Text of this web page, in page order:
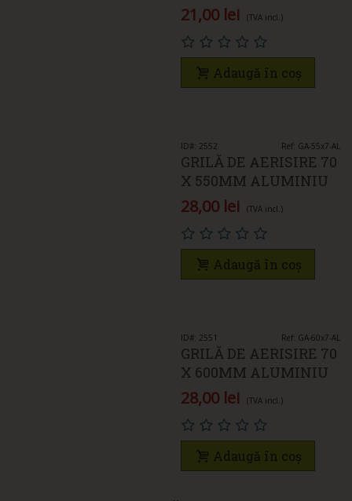
21,00 lei (TVA incl.)
Adaugă în coș
ID#: 2552 Ref: GA-55x7-AL
GRILĂ DE AERISIRE 70
X 550MM ALUMINIU
28,00 lei (TVA incl.)
Adaugă în coș
ID#: 2551 Ref: GA-60x7-AL
GRILĂ DE AERISIRE 70
X 600MM ALUMINIU
28,00 lei (TVA incl.)
Adaugă în coș